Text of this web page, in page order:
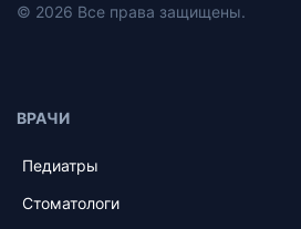
© 2026 Все права защищены.
ВРАЧИ
Педиатры
Стоматологи